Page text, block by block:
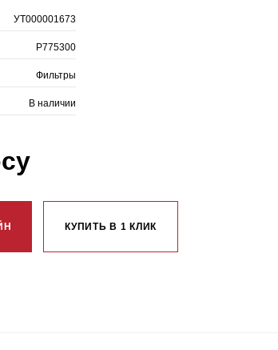
УТ000001673
P775300
Фильтры
В наличии
КУПИТЬ В 1 КЛИК